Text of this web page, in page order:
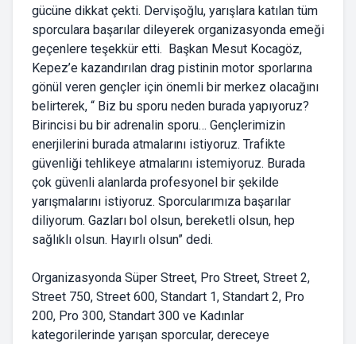
gücüne dikkat çekti. Dervişoğlu, yarışlara katılan tüm
sporculara başarılar dileyerek organizasyonda emeği
geçenlere teşekkür etti. Başkan Mesut Kocagöz,
Kepez’e kazandırılan drag pistinin motor sporlarına
gönül veren gençler için önemli bir merkez olacağını
belirterek, “ Biz bu sporu neden burada yapıyoruz?
Birincisi bu bir adrenalin sporu… Gençlerimizin
enerjilerini burada atmalarını istiyoruz. Trafikte
güvenliği tehlikeye atmalarını istemiyoruz. Burada
çok güvenli alanlarda profesyonel bir şekilde
yarışmalarını istiyoruz. Sporcularımıza başarılar
diliyorum. Gazları bol olsun, bereketli olsun, hep
sağlıklı olsun. Hayırlı olsun” dedi.
Organizasyonda Süper Street, Pro Street, Street 2,
Street 750, Street 600, Standart 1, Standart 2, Pro
200, Pro 300, Standart 300 ve Kadınlar
kategorilerinde yarışan sporcular, dereceye